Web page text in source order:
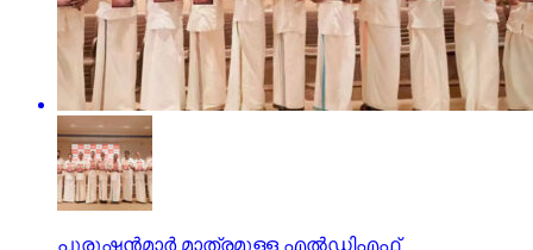
പുരുഷന്‍മാര്‍ മാത്രമുള്ള എല്‍ഡിഎഫ്